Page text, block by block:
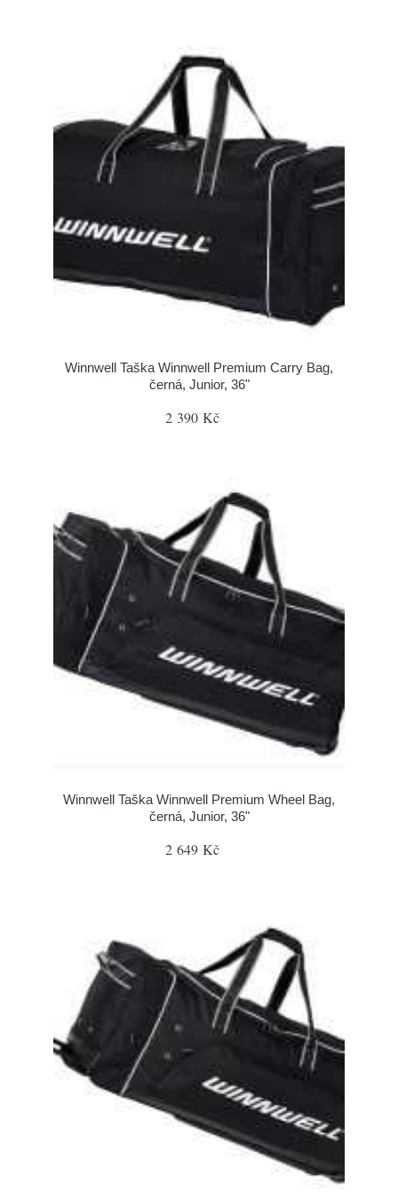
Winnwell Taška Winnwell Premium Carry Bag,
černá, Junior, 36"
2 390 Kč
Winnwell Taška Winnwell Premium Wheel Bag,
černá, Junior, 36"
2 649 Kč